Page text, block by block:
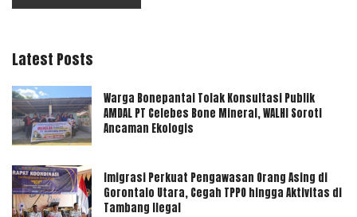
Latest Posts
Warga Bonepantai Tolak Konsultasi Publik
AMDAL PT Celebes Bone Mineral, WALHI Soroti
Ancaman Ekologis
Imigrasi Perkuat Pengawasan Orang Asing di
Gorontalo Utara, Cegah TPPO hingga Aktivitas di
Tambang Ilegal